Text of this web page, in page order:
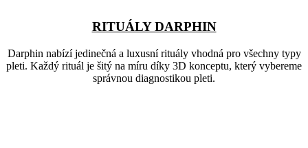
RITUÁLY DARPHIN
Darphin nabízí jedinečná a luxusní rituály vhodná pro všechny typy
pleti. Každý rituál je šitý na míru díky 3D konceptu, který vybereme
správnou diagnostikou pleti.